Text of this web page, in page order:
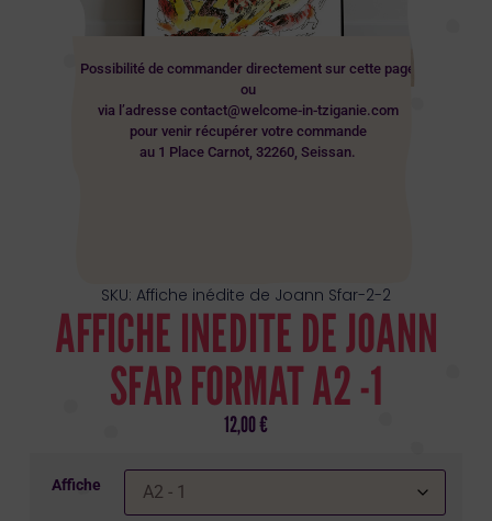
Possibilité de commander directement sur cette page
ou
via l’adresse contact@welcome-in-tziganie.com
pour venir récupérer votre commande
au 1 Place Carnot, 32260, Seissan.
SKU: Affiche inédite de Joann Sfar-2-2
AFFICHE INEDITE DE JOANN
SFAR FORMAT A2 -1
12,00€
Affiche